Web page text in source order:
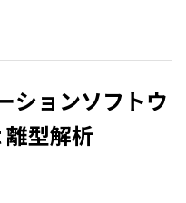
ションソフトウ
型解析